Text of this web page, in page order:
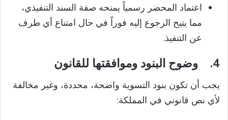
اعتماد المحضر رسمياً يمنحه صفة السند التنفيذي،
مما يتيح الرجوع إليه فوراً في حال امتناع أي طرف
عن التنفيذ.
4. وضوح البنود وموافقتها للقانون
يجب أن تكون بنود التسوية واضحة، محددة، وغير مخالفة
لأي نص قانوني في المملكة: